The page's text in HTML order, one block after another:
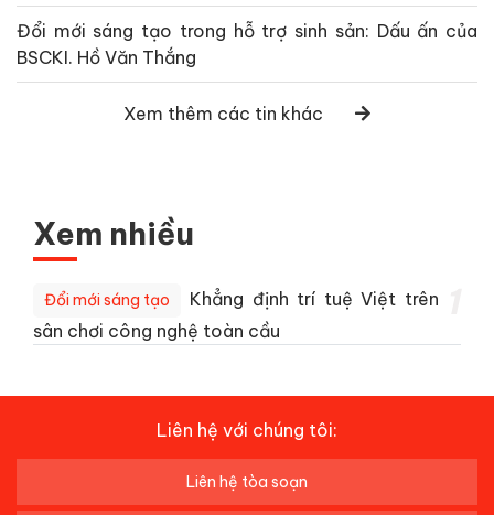
Đổi mới sáng tạo trong hỗ trợ sinh sản: Dấu ấn của
BSCKI. Hồ Văn Thắng
Xem thêm các tin khác
Xem nhiều
Đổi mới sáng tạo
Khẳng định trí tuệ Việt trên
sân chơi công nghệ toàn cầu
Liên hệ với chúng tôi:
Liên hệ tòa soạn